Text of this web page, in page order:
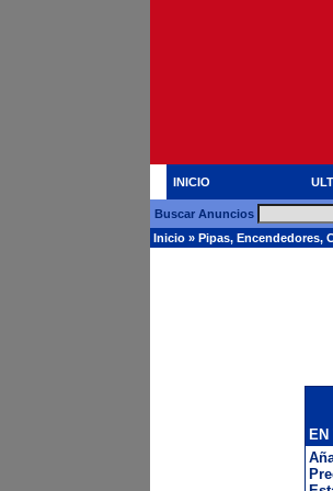
INICIO
Buscar Anuncios
Inicio » Pipas, Encendedores,